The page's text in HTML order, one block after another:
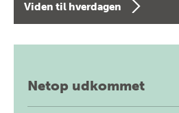
Viden til hverdagen
Netop udkommet